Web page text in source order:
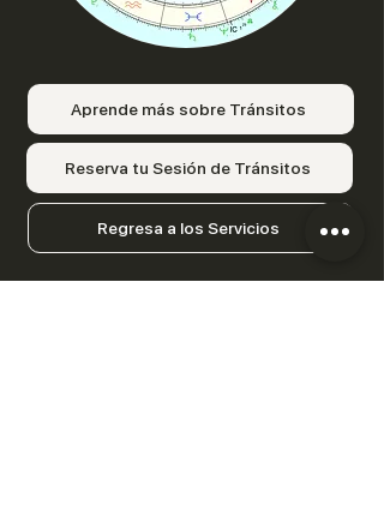
Aprende más sobre Tránsitos
Reserva tu Sesión de Tránsitos
Regresa a los Servicios